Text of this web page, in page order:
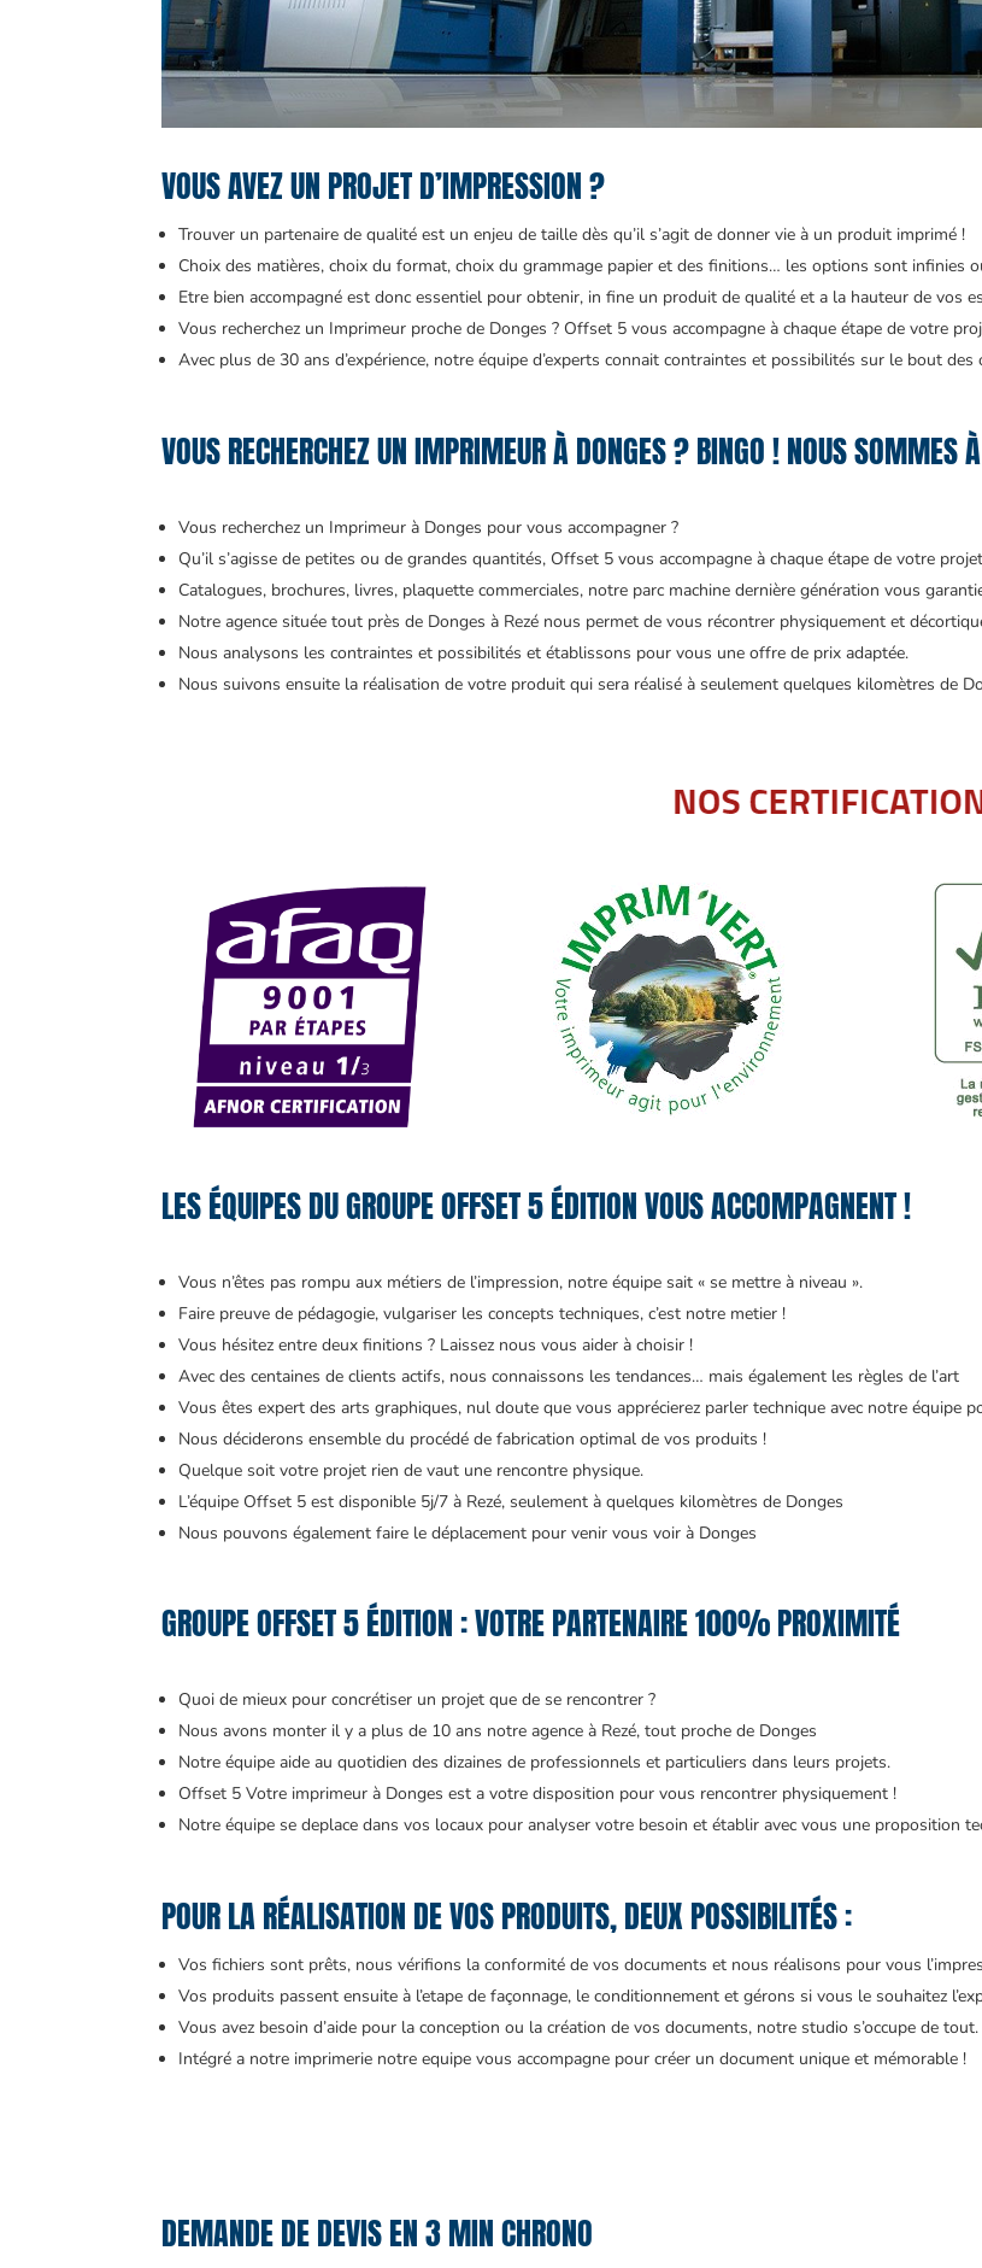
VOUS AVEZ UN PROJET D’IMPRESSION ?
Trouver un partenaire de qualité est un enjeu de taille dès qu’il s’agit de donner vie à un produit imprimé !
Choix des matières, choix du format, choix du grammage papier et des finitions… les options sont infinies
Etre bien accompagné est donc essentiel pour obtenir, in fine un produit de qualité et a la hauteur de vos
Vous recherchez un Imprimeur proche de Donges ? Offset 5 vous accompagne à chaque étape de votre
Avec plus de 30 ans d’expérience, notre équipe d’experts connait contraintes et possibilités sur le bout des
VOUS RECHERCHEZ UN IMPRIMEUR À DONGES ? BINGO ! NOUS SOMMES
Vous recherchez un Imprimeur à Donges pour vous accompagner ?
Qu’il s’agisse de petites ou de grandes quantités, Offset 5 vous accompagne à chaque étape de votre
Catalogues, brochures, livres, plaquette commerciales, notre parc machine dernière génération vous
Notre agence située tout près de Donges à Rezé nous permet de vous récontrer physiquement et
Nous analysons les contraintes et possibilités et établissons pour vous une offre de prix adaptée.
Nous suivons ensuite la réalisation de votre produit qui sera réalisé à seulement quelques kilomètres de
LES ÉQUIPES DU GROUPE OFFSET 5 ÉDITION VOUS ACCOMPAGNENT !
Vous n’êtes pas rompu aux métiers de l’impression, notre équipe sait « se mettre à niveau ».
Faire preuve de pédagogie, vulgariser les concepts techniques, c’est notre metier !
Vous hésitez entre deux finitions ? Laissez nous vous aider à choisir !
Avec des centaines de clients actifs, nous connaissons les tendances… mais également les règles de l’art
Vous êtes expert des arts graphiques, nul doute que vous apprécierez parler technique avec notre équipe
Nous déciderons ensemble du procédé de fabrication optimal de vos produits !
Quelque soit votre projet rien de vaut une rencontre physique.
L’équipe Offset 5 est disponible 5j/7 à Rezé, seulement à quelques kilomètres de Donges
Nous pouvons également faire le déplacement pour venir vous voir à Donges
GROUPE OFFSET 5 ÉDITION : VOTRE PARTENAIRE 100% PROXIMITÉ
Quoi de mieux pour concrétiser un projet que de se rencontrer ?
Nous avons monter il y a plus de 10 ans notre agence à Rezé, tout proche de Donges
Notre équipe aide au quotidien des dizaines de professionnels et particuliers dans leurs projets.
Offset 5 Votre imprimeur à Donges est a votre disposition pour vous rencontrer physiquement !
Notre équipe se deplace dans vos locaux pour analyser votre besoin et établir avec vous une proposition
POUR LA RÉALISATION DE VOS PRODUITS, DEUX POSSIBILITÉS :
Vos fichiers sont prêts, nous vérifions la conformité de vos documents et nous réalisons pour vous
Vos produits passent ensuite à l’etape de façonnage, le conditionnement et gérons si vous le souhaitez
Vous avez besoin d’aide pour la conception ou la création de vos documents, notre studio s’occupe de tout.
Intégré a notre imprimerie notre equipe vous accompagne pour créer un document unique et mémorable !
DEMANDE DE DEVIS EN 3 MIN CHRONO